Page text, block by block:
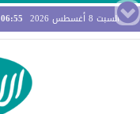
السبت 8 أغسطس 2026 06:55 مـ